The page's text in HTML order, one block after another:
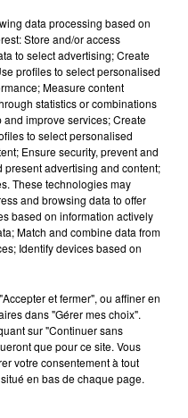
par Aurélie Amcn
Tout serait une
de guidon et de short
piste cyclable.
du vélo peut aussi
troubles
résultats les plus
que les kilomètres
corrélés avec les
des voies urinaires
Gaither, l’un des
californienne.
», un nouveau
et...
le plus dansant
data processing based on
Store and/or access
to select advertising; Create
profiles to select personalised
Measure content
statistics or combinations
improve services; Create
to select personalised
Ensure security, prevent and
present advertising and content;
These technologies may
and browsing data to offer
based on information actively
Match and combine data from
Identify devices based on
et fermer", ou affiner en
dans "Gérer mes choix".
sur "Continuer sans
que pour ce site. Vous
votre consentement à tout
en bas de chaque page.